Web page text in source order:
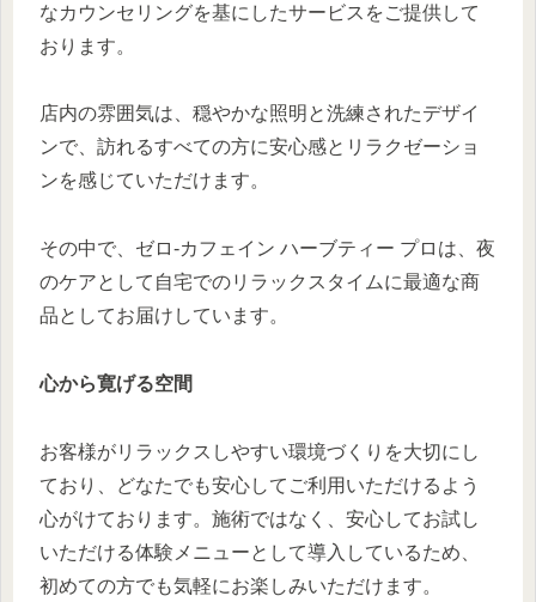
なカウンセリングを基にしたサービスをご提供して
おります。
店内の雰囲気は、穏やかな照明と洗練されたデザイ
ンで、訪れるすべての方に安心感とリラクゼーショ
ンを感じていただけます。
その中で、ゼロ-カフェイン ハーブティー プロは、夜
のケアとして自宅でのリラックスタイムに最適な商
品としてお届けしています。
心から寛げる空間
お客様がリラックスしやすい環境づくりを大切にし
ており、どなたでも安心してご利用いただけるよう
心がけております。施術ではなく、安心してお試し
いただける体験メニューとして導入しているため、
初めての方でも気軽にお楽しみいただけます。